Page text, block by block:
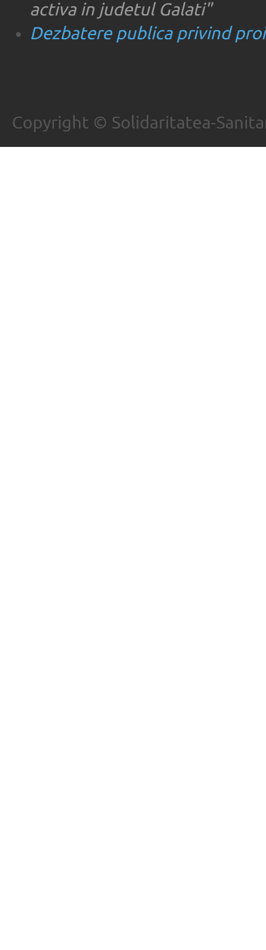
activa in judetul Galati"
Dezbatere publica privind
Copyright © Solidaritatea-